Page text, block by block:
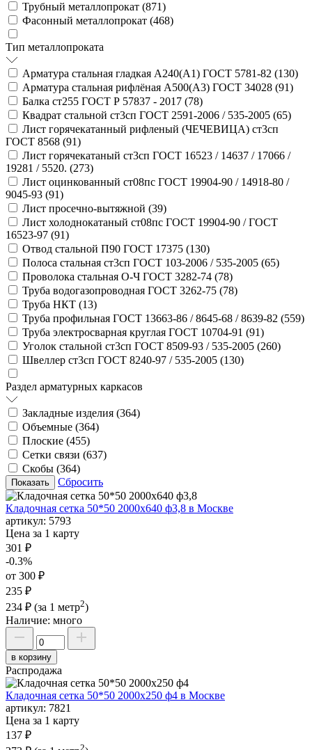
Трубный металлопрокат (871)
Фасонный металлопрокат (468)
Тип металлопроката
Арматура стальная гладкая А240(А1) ГОСТ 5781-82 (130)
Арматура стальная рифлёная А500(А3) ГОСТ 34028 (91)
Балка ст255 ГОСТ Р 57837 - 2017 (78)
Квадрат стальной ст3сп ГОСТ 2591-2006 / 535-2005 (65)
Лист горячекатанный рифленый (ЧЕЧЕВИЦА) ст3сп
ГОСТ 8568 (91)
Лист горячекатаный ст3сп ГОСТ 16523 / 14637 / 17066 /
19281 / 5520. (273)
Лист оцинкованный ст08пс ГОСТ 19904-90 / 14918-80 /
9045-93 (91)
Лист просечно-вытяжной (39)
Лист холоднокатаный ст08пс ГОСТ 19904-90 / ГОСТ
16523-97 (91)
Отвод стальной П90 ГОСТ 17375 (130)
Полоса стальная ст3сп ГОСТ 103-2006 / 535-2005 (65)
Проволока стальная О-Ч ГОСТ 3282-74 (78)
Труба водогазопроводная ГОСТ 3262-75 (78)
Труба НКТ (13)
Труба профильная ГОСТ 13663-86 / 8645-68 / 8639-82 (559)
Труба электросварная круглая ГОСТ 10704-91 (91)
Уголок стальной ст3сп ГОСТ 8509-93 / 535-2005 (260)
Швеллер ст3сп ГОСТ 8240-97 / 535-2005 (130)
Раздел арматурных каркасов
Закладные изделия (364)
Объемные (364)
Плоские (455)
Сетки связи (637)
Скобы (364)
Сбросить
Кладочная сетка 50*50 2000х640 ф3,8 в Москве
артикул: 5793
Цена за 1 карту
301 ₽
-0.3%
от 300 ₽
235 ₽
234 ₽ (за 1 метр2)
Наличие: много
в корзину
Распродажа
Кладочная сетка 50*50 2000х250 ф4 в Москве
артикул: 7821
Цена за 1 карту
137 ₽
2